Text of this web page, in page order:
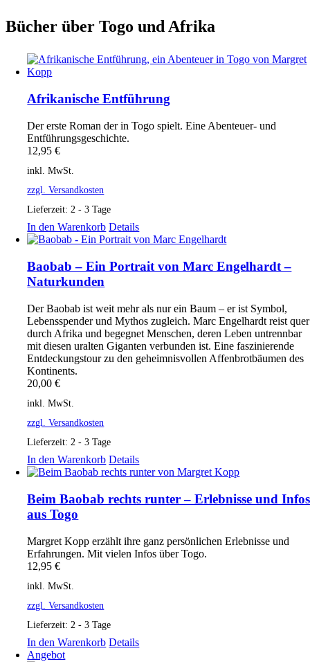
Bücher über Togo und Afrika
Afrikanische Entführung
Der erste Roman der in Togo spielt. Eine Abenteuer- und
Entführungsgeschichte.
12,95€
inkl. MwSt.
zzgl. Versandkosten
Lieferzeit:2 - 3 Tage
In den Warenkorb Details
Baobab – Ein Portrait von Marc Engelhardt –
Naturkunden
Der Baobab ist weit mehr als nur ein Baum – er ist Symbol,
Lebensspender und Mythos zugleich. Marc Engelhardt reist quer
durch Afrika und begegnet Menschen, deren Leben untrennbar
mit diesen uralten Giganten verbunden ist. Eine faszinierende
Entdeckungstour zu den geheimnisvollen Affenbrotbäumen des
Kontinents.
20,00€
inkl. MwSt.
zzgl. Versandkosten
Lieferzeit:2 - 3 Tage
In den Warenkorb Details
Beim Baobab rechts runter – Erlebnisse und Infos
aus Togo
Margret Kopp erzählt ihre ganz persönlichen Erlebnisse und
Erfahrungen. Mit vielen Infos über Togo.
12,95€
inkl. MwSt.
zzgl. Versandkosten
Lieferzeit:2 - 3 Tage
In den Warenkorb Details
Angebot